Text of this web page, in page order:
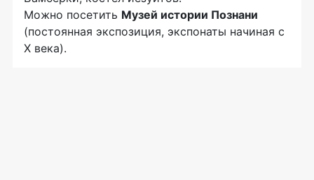
Можно посетить Музей истории Познани
(постоянная экспозиция, экспонаты начиная с
X века).